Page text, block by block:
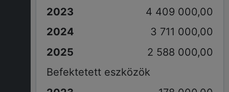
4 409 000,00
3 711 000,00
2 588 000,00
Befektetett eszközök